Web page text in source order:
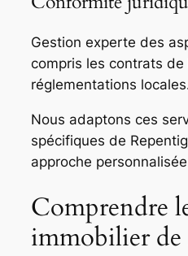
Gestion experte des
compris les contrats
réglementations
Nous adaptons ces
spécifiques de
approche
Comprendre
immobilier